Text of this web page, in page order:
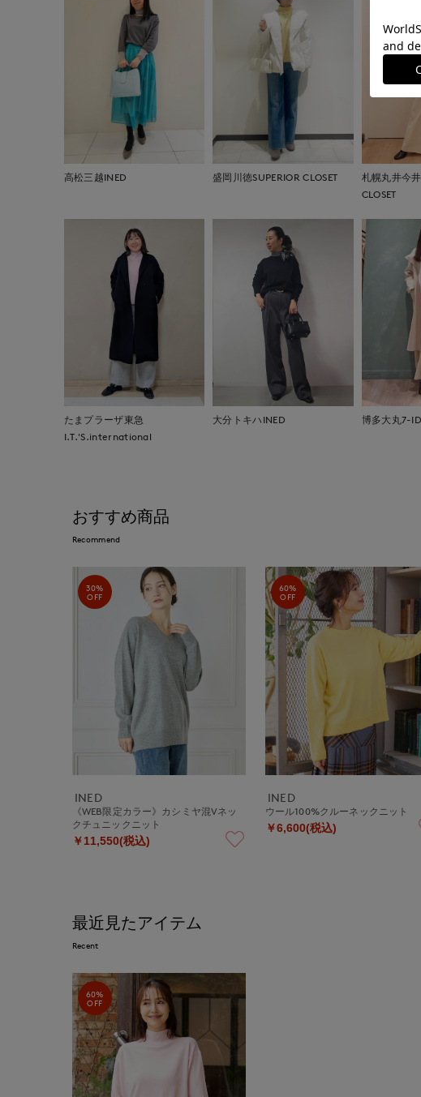
高松三越INED 盛岡川徳SUPERIOR CLOSET
札幌丸井今
CLOSET
たまプラーザ東急
I.T.'S.international
大分トキハINED 博多大丸7-
おすすめ商品
Recommend
30%
OFF
INED
《WEB限定カラー》カシミヤ混Vネッ
クチュニックニット
￥11,550(税込)
60%
OFF
INED
ウール100%クルーネックニット
￥6,600(税込)
最近見たアイテム
Recent
60%
OFF